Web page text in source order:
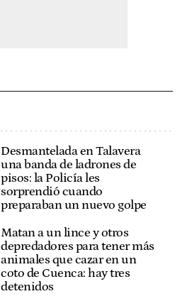
Desmantelada en Talavera
una banda de ladrones de
pisos: la Policía les
sorprendió cuando
preparaban un nuevo golpe
Matan a un lince y otros
depredadores para tener más
animales que cazar en un
coto de Cuenca: hay tres
detenidos